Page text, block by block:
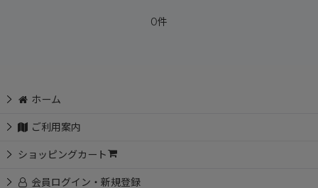
0件
ホーム
ご利用案内
ショッピングカート
会員ログイン・新規登録